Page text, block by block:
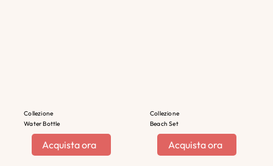
Collezione
Water Bottle
Acquista ora
Collezione
Beach Set
Acquista ora